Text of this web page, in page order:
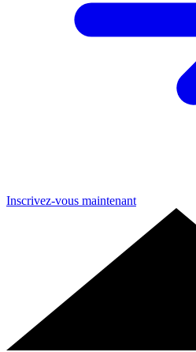
Inscrivez-vous maintenant